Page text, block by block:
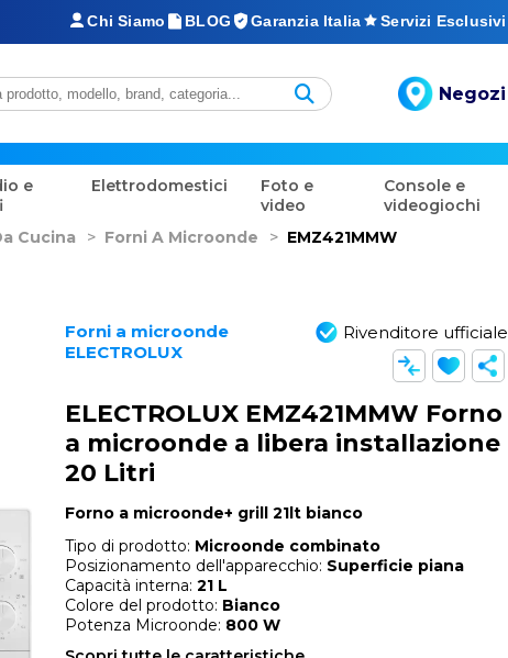
Chi Siamo BLOG Garanzia Italia Servizi Esclusivi
Negozi
e
Elettrodomestici
Foto e
video
Console e
videogiochi
Cucina > Forni A Microonde > EMZ421MMW
Forni a microonde
ELECTROLUX
Rivenditore ufficiale
ELECTROLUX EMZ421MMW Forno
a microonde a libera installazione
20 Litri
Forno a microonde+ grill 21lt bianco
Tipo di prodotto: Microonde combinato
Posizionamento dell'apparecchio: Superficie piana
Capacità interna: 21 L
Colore del prodotto: Bianco
Potenza Microonde: 800 W